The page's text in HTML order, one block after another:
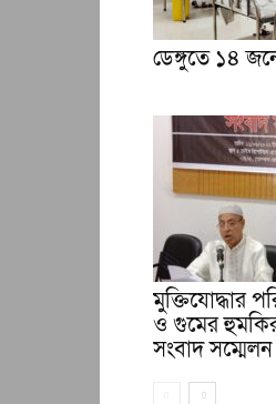
ডেঙ্গুতে ১৪
মুক্তিযোদ্ধার
ও গুমের
সংবাদ সম্মেলন